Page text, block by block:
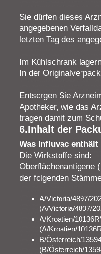
Sie dürfen dieses
angegebenen
letzten Tag des
Im Kühlschrank
In der
Entsorgen Sie
Apotheker, wie das
tragen damit zum
6.Inhalt der
Was Influvac enthält
Die Wirkstoffe sind:
Oberflächenantigene
der folgenden
A/Victoria/4897/
(A/Victoria/4897/
A/Kroatien/
(A/Kroatien/
B/Österreich/
(B/Österreich/